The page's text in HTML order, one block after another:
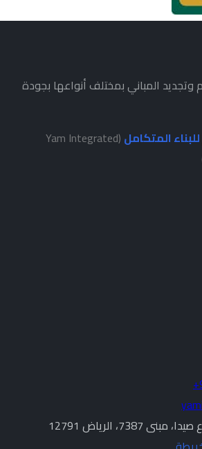
المباني بمختلف أنواعها بجودة
المتكامل (Yam Integrated
الرياض 12791